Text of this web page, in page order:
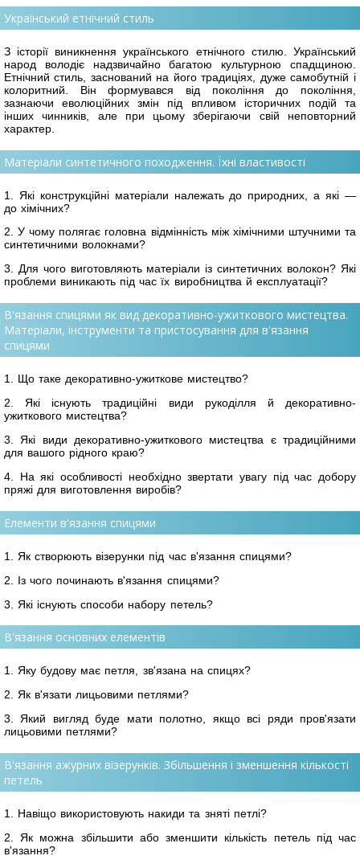
Український етнічний стиль
З історії виникнення українського етнічного стилю. Український
народ володіє надзвичайно багатою культурною спадщиною.
Етнічний стиль, заснований на його традиціях, дуже самобутній і
колоритний. Він формувався від покоління до покоління,
зазнаючи еволюційних змін під впливом історичних подій та
інших чинників, але при цьому зберігаючи свій неповторний
характер.
Матеріали синтетичного походження. Їхні властивості
1. Які конструкційні матеріали належать до природних, а які —
до хімічних?
2. У чому полягає головна відмінність між хімічними штучними та
синтетичними волокнами?
3. Для чого виготовляють матеріали із синтетичних волокон? Які
проблеми виникають під час їх виробництва й експлуатації?
В'язання спицями як вид декоративно-ужиткового мистецтва.
Матеріали, інструменти та пристосування для в'язання
спицями
1. Що таке декоративно-ужиткове мистецтво?
2. Які існують традиційні види рукоділля й декоративно-
ужиткового мистецтва?
3. Які види декоративно-ужиткового мистецтва є традиційними
для вашого рідного краю?
4. На які особливості необхідно звертати увагу під час добору
пряжі для виготовлення виробів?
Елементи в'язання спицями
1. Як створюють візерунки під час в'язання спицями?
2. Із чого починають в'язання спицями?
3. Які існують способи набору петель?
В'язання основних елементів
1. Яку будову має петля, зв'язана на спицях?
2. Як в'язати лицьовими петлями?
3. Який вигляд буде мати полотно, якщо всі ряди пров'язати
лицьовими петлями?
В'язання ажурних візерунків. Збільшення і зменшення кількості
петель
1. Навіщо використовують накиди та зняті петлі?
2. Як можна збільшити або зменшити кількість петель під час
в'язання?